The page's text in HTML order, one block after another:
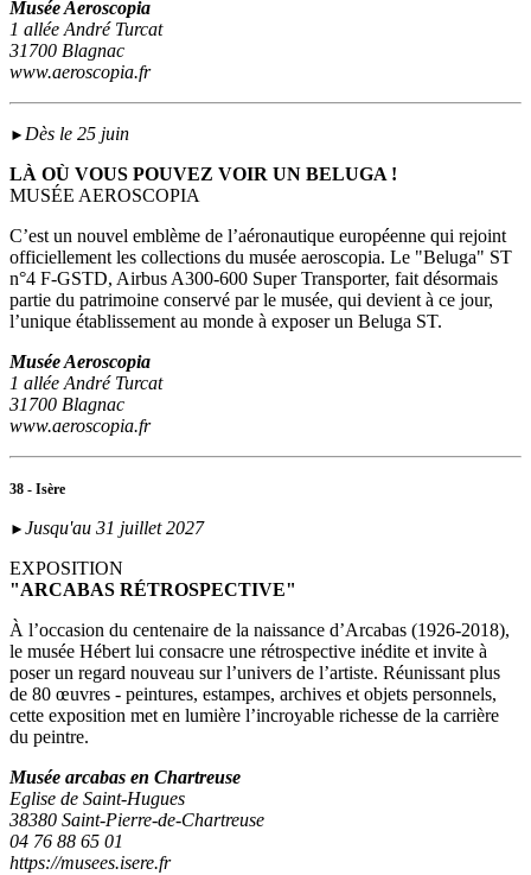
Musée Aeroscopia
1 allée André Turcat
31700 Blagnac
www.aeroscopia.fr
► Dès le 25 juin
LÀ OÙ VOUS POUVEZ VOIR UN BELUGA !
MUSÉE AEROSCOPIA
C’est un nouvel emblème de l’aéronautique européenne qui rejoint
officiellement les collections du musée aeroscopia. Le "Beluga" ST
n°4 F-GSTD, Airbus A300-600 Super Transporter, fait désormais
partie du patrimoine conservé par le musée, qui devient à ce jour,
l’unique établissement au monde à exposer un Beluga ST.
Musée Aeroscopia
1 allée André Turcat
31700 Blagnac
www.aeroscopia.fr
38 - Isère
► Jusqu'au 31 juillet 2027
EXPOSITION
"ARCABAS RÉTROSPECTIVE"
À l’occasion du centenaire de la naissance d’Arcabas (1926-2018),
le musée Hébert lui consacre une rétrospective inédite et invite à
poser un regard nouveau sur l’univers de l’artiste. Réunissant plus
de 80 œuvres - peintures, estampes, archives et objets personnels,
cette exposition met en lumière l’incroyable richesse de la carrière
du peintre.
Musée arcabas en Chartreuse
Eglise de Saint-Hugues
38380 Saint-Pierre-de-Chartreuse
04 76 88 65 01
https://musees.isere.fr